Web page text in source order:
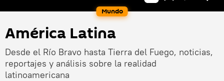
Mundo
América Latina
Desde el Río Bravo hasta Tierra del Fuego, noticias,
reportajes y análisis sobre la realidad
latinoamericana